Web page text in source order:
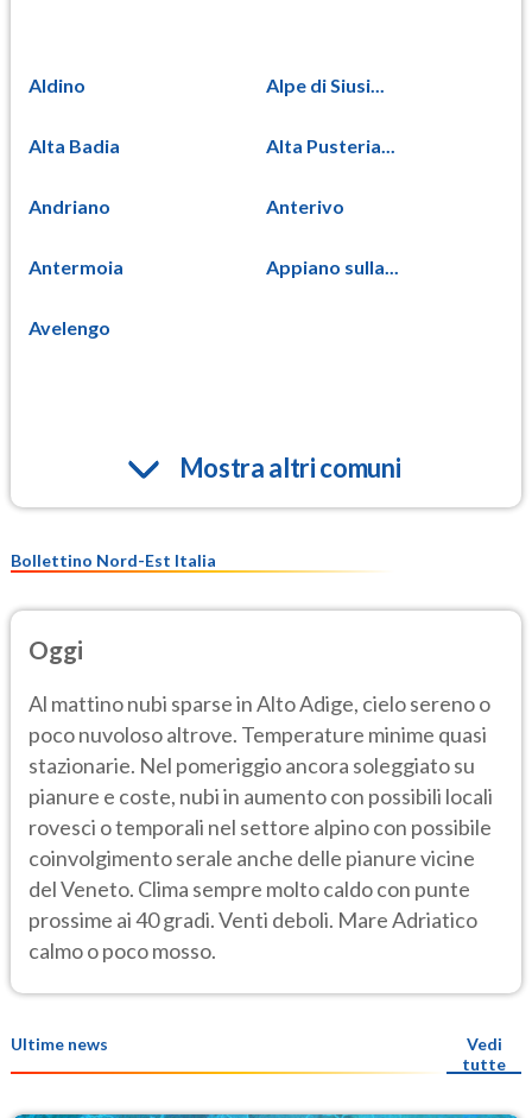
Aldino Alpe di Siusi...
Alta Badia Alta Pusteria...
Andriano Anterivo
Antermoia Appiano sulla...
Avelengo
Mostra altri comuni
Bollettino Nord-Est Italia
Oggi
Al mattino nubi sparse in Alto Adige, cielo sereno o
poco nuvoloso altrove. Temperature minime quasi
stazionarie. Nel pomeriggio ancora soleggiato su
pianure e coste, nubi in aumento con possibili locali
rovesci o temporali nel settore alpino con possibile
coinvolgimento serale anche delle pianure vicine
del Veneto. Clima sempre molto caldo con punte
prossime ai 40 gradi. Venti deboli. Mare Adriatico
calmo o poco mosso.
Ultime news
Vedi
tutte